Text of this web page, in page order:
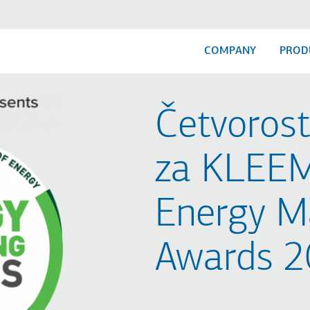
COMPANY
za
Energy
Awards